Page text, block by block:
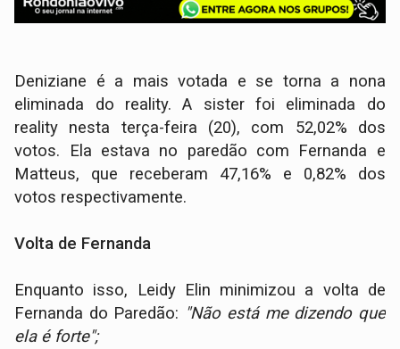
Deniziane é a mais votada e se torna a nona
eliminada do reality. A sister foi eliminada do
reality nesta terça-feira (20), com 52,02% dos
votos. Ela estava no paredão com Fernanda e
Matteus, que receberam 47,16% e 0,82% dos
votos respectivamente.
Volta de Fernanda
Enquanto isso, Leidy Elin minimizou a volta de
Fernanda do Paredão: "Não está me dizendo que
ela é forte";